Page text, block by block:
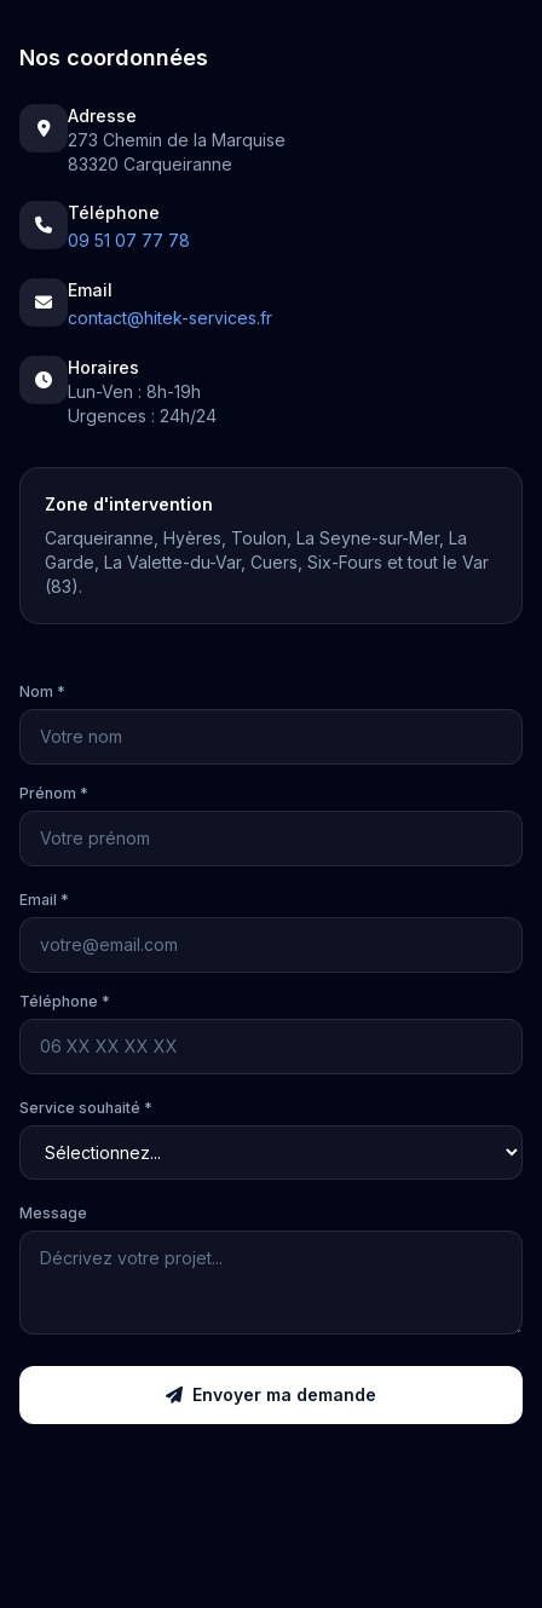
Nos coordonnées
Adresse
273 Chemin de la Marquise
83320 Carqueiranne
Téléphone
09 51 07 77 78
Email
contact@hitek-services.fr
Horaires
Lun-Ven : 8h-19h
Urgences : 24h/24
Zone d'intervention
Carqueiranne, Hyères, Toulon, La Seyne-sur-Mer, La
Garde, La Valette-du-Var, Cuers, Six-Fours et tout le Var
(83).
Nom *
Prénom *
Email *
Téléphone *
Service souhaité *
Message
Envoyer ma demande